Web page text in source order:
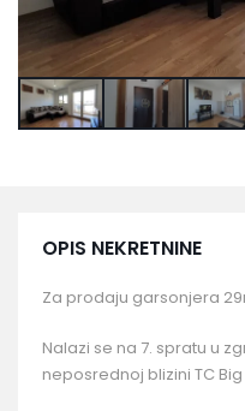
OPIS NEKRETNINE
Za prodaju garsonjera
Nalazi se na 7. spratu u
neposrednoj blizini TC